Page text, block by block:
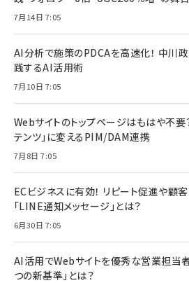
7月14日 7:05
AI分析で施策のPDCAを高速化！ 中川
践するAI活用術
7月10日 7:05
Webサイトのトップページはもはや不要
テンツ」に変えるPIM/DAM連携
7月8日 7:05
ECビジネスに有効！ リピート促進や顧
「LINE通知メッセージ」とは？
6月30日 7:05
AI活用でWebサイトを優秀な営業担当
つの新基準」とは？